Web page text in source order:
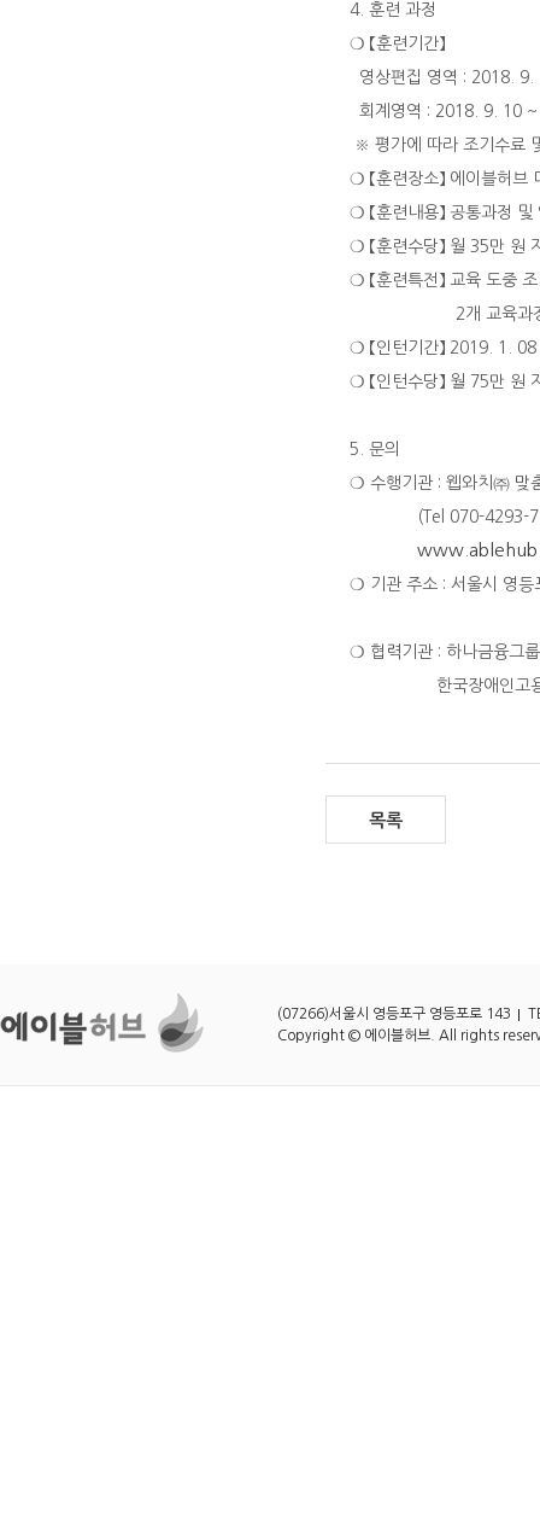
4. 훈련 과정
❍ 【훈련기간】
영상편집 영역 : 2018.
회계영역 : 2018. 9. 10
※ 평가에 따라 조기수료
❍ 【훈련장소】 에이블허
❍ 【훈련내용】 공통과정
❍ 【훈련수당】 월 35만
❍ 【훈련특전】 교육 도중
2개 교육과정
❍ 【인턴기간】 2019. 1.
❍ 【인턴수당】 월 75만 원
5. 문의
❍ 수행기관 : 웹와치㈜ 맞
(Tel 070-4293-
❍ 기관 주소 : 서울시 영등
❍ 협력기관 : 하나금융그
한국장애인고용
목록
(07266)서울시 영등포구 영등포로 143
Copyright © 에이블허브. All rights